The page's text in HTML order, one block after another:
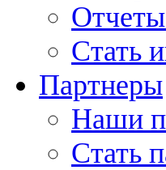
Стать
Партнеры
Наши
Стать